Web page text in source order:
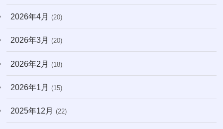
2026年4月 (20)
2026年3月 (20)
2026年2月 (18)
2026年1月 (15)
2025年12月 (22)